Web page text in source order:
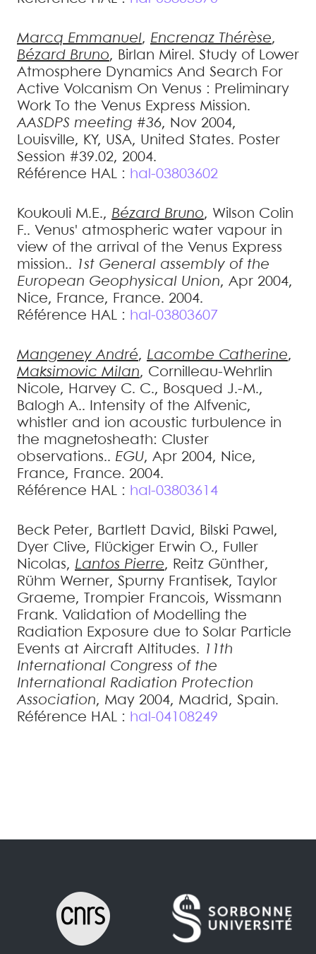
Marcq Emmanuel, Encrenaz Thérèse,
Bézard Bruno, Birlan Mirel . Study of Lower
Atmosphere Dynamics And Search For
Active Volcanism On Venus : Preliminary
Work To the Venus Express Mission.
AASDPS meeting #36, Nov 2004,
Louisville, KY, USA, United States. Poster
Session #39.02, 2004.
Référence HAL : hal-03803602
Koukouli M.E., Bézard Bruno, Wilson Colin
F.. Venus' atmospheric water vapour in
view of the arrival of the Venus Express
mission.. 1st General assembly of the
European Geophysical Union, Apr 2004,
Nice, France, France. 2004.
Référence HAL : hal-03803607
Mangeney André, Lacombe Catherine,
Maksimovic Milan, Cornilleau-Wehrlin
Nicole, Harvey C. C., Bosqued J.-M.,
Balogh A..
Intensity of the Alfvenic,
whistler and ion acoustic turbulence in
the magnetosheath: Cluster
observations.. EGU, Apr 2004, Nice,
France, France. 2004.
Référence HAL : hal-03803614
Beck Peter, Bartlett David , Bilski Pawel ,
Dyer Clive, Flückiger Erwin O., Fuller
Nicolas, Lantos Pierre, Reitz Günther,
Rühm Werner, Spurny Frantisek,
Taylor
Graeme, Trompier Francois, Wissmann
Frank. Validation of Modelling the
Radiation Exposure due to Solar Particle
Events at Aircraft Altitudes. 11th
International Congress of the
International Radiation Protection
Association, May 2004, Madrid, Spain.
Référence HAL : hal-04108249